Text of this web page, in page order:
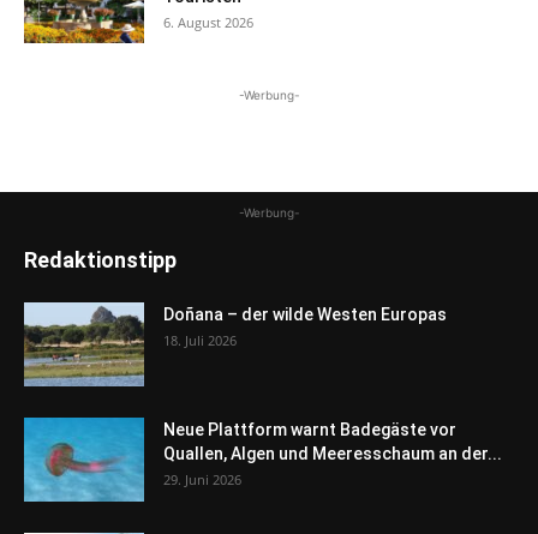
6. August 2026
-Werbung-
-Werbung-
Redaktionstipp
Doñana – der wilde Westen Europas
18. Juli 2026
Neue Plattform warnt Badegäste vor
Quallen, Algen und Meeresschaum an der...
29. Juni 2026